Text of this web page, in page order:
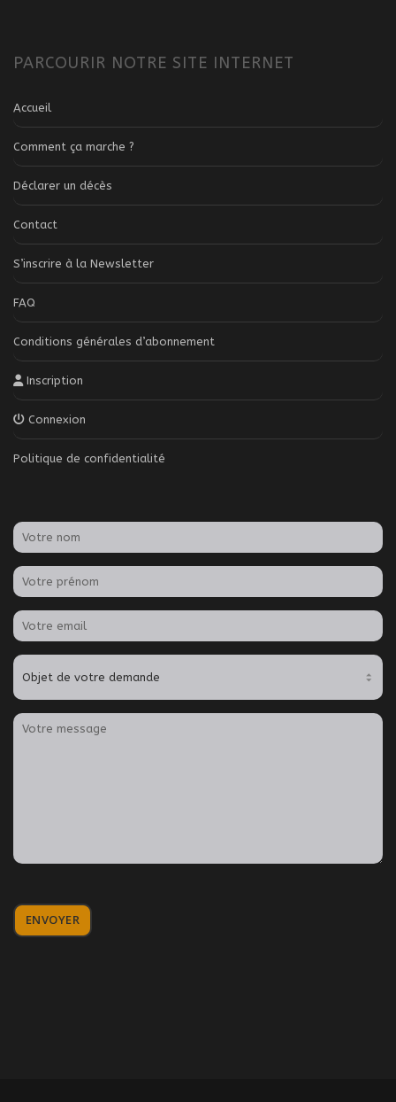
PARCOURIR NOTRE SITE INTERNET
Accueil
Comment ça marche ?
Déclarer un décès
Contact
S’inscrire à la Newsletter
FAQ
Conditions générales d’abonnement
Inscription
Connexion
Politique de confidentialité